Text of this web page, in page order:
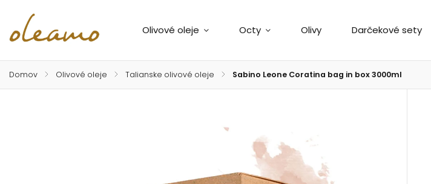
Olivové oleje Octy Olivy Darčekové sety
Domov / Olivové oleje / Talianske olivové oleje / Sabino Leone Coratina bag in box 3000ml